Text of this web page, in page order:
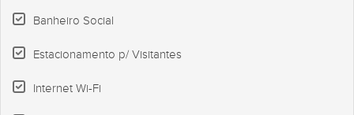
Banheiro Social
Estacionamento p/ Visitantes
Internet Wi-Fi